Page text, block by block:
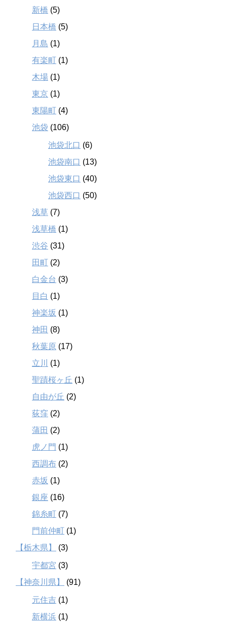
新橋 (5)
日本橋 (5)
月島 (1)
有楽町 (1)
木場 (1)
東京 (1)
東陽町 (4)
池袋 (106)
池袋北口 (6)
池袋南口 (13)
池袋東口 (40)
池袋西口 (50)
浅草 (7)
浅草橋 (1)
渋谷 (31)
田町 (2)
白金台 (3)
目白 (1)
神楽坂 (1)
神田 (8)
秋葉原 (17)
立川
(1)
聖蹟桜ヶ丘 (1)
自由が丘 (2)
荻窪 (2)
蒲田 (2)
虎ノ門 (1)
西調布 (2)
赤坂 (1)
銀座 (16)
錦糸町 (7)
門前仲町 (1)
【栃木県】
(3)
宇都宮 (3)
【神奈川県】
(91)
元住吉 (1)
新横浜 (1)